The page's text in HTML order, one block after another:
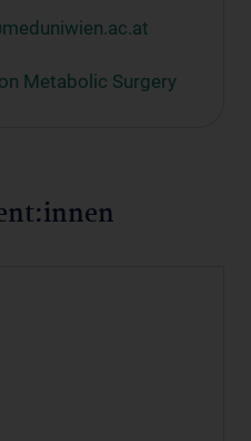
Metabolic Surgery